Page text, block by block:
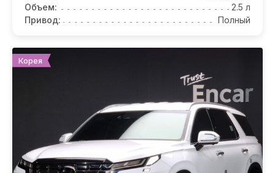
Объем:
2.5 л
Привод:
Полный
Корея